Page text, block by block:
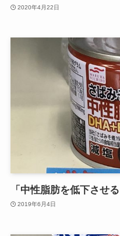
2020年4月22日
「中性脂肪を低下させ
2019年6月4日